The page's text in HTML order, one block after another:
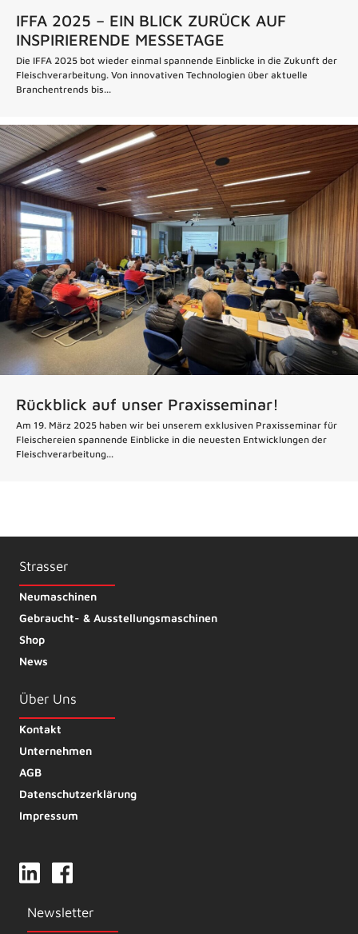
IFFA 2025 – EIN BLICK ZURÜCK AUF
INSPIRIERENDE MESSETAGE
Die IFFA 2025 bot wieder einmal spannende Einblicke in die Zukunft der
Fleischverarbeitung. Von innovativen Technologien über aktuelle
Branchentrends bis...
Rückblick auf unser Praxisseminar!
Am 19. März 2025 haben wir bei unserem exklusiven Praxisseminar für
Fleischereien spannende Einblicke in die neuesten Entwicklungen der
Fleischverarbeitung...
Strasser
Neumaschinen
Gebraucht- & Ausstellungsmaschinen
Shop
News
Über Uns
Kontakt
Unternehmen
AGB
Datenschutzerklärung
Impressum
Newsletter